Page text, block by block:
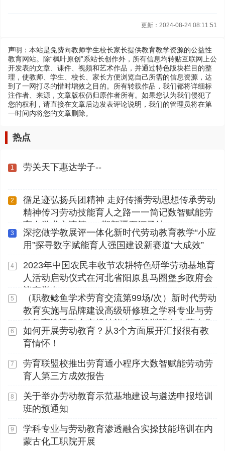
更新：2024-08-24 08:11:51
声明：本站是免费向教师学生校长家长提供教育教学资源的公益性
教育网站。除“枫叶原创”系站长创作外，所有信息均转贴互联网上公
开发表的文章、课件、视频和艺术作品，并通过特色版块栏目的整
理，使教师、学生、校长、家长方便浏览自己所需的信息资源，达
到了一网打尽的惜时增效之目的。所有转载作品，我们都将详细标
注作者、来源，文章版权仍归原作者所有。如果您认为我们侵犯了
您的权利，请直接在文章后边发表评论说明，我们的管理员将在第
一时间内将您的文章删除。
热点
1 劳关天下惠达学子--
2
循足迹弘扬兵团精神 走好传播劳动思想传承劳动
精神传习劳动技能育人之路一一简记数智赋能劳
育人学术交流第112期新疆石河子站
3
深挖做学教展评一体化新时代劳动教育教学“小应
用”探寻数字赋能育人强国建设新赛道“大成效”
4
2023年中国农民丰收节农耕特色研学劳动基地育
人活动启动仪式在河北省阳原县马圈堡乡政府会
议室举办
5
（职教鲶鱼学术劳育交流第99场/次）新时代劳动
教育实施与品牌建设高级研修班之学科专业与劳
动教育渗透融合实操技能专项培训班在内蒙古化
工职业学院顺利开展
6
如何开展劳动教育？从3个方面展开汇报很有教
育情怀！
7
劳育联盟校推出劳育通小程序大数智赋能劳动劳
育人第三方成效报告
8
关于举办劳动教育示范基地建设与遴选申报培训
班的预通知
9
学科专业与劳动教育渗透融合实操技能培训在内
蒙古化工职院开展